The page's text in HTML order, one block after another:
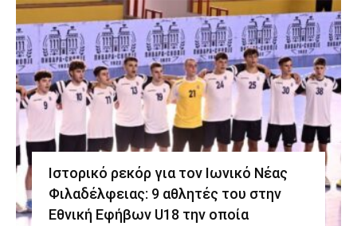
Ιστορικό ρεκόρ για τον Ιωνικό Νέας
Φιλαδέλφειας: 9 αθλητές του στην
Εθνική Εφήβων U18 την οποία